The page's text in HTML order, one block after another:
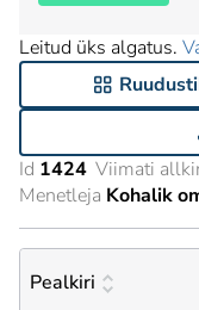
Leitud üks algatus.
Id 1424 Viimati
Menetleja Kohalik
Pealkiri